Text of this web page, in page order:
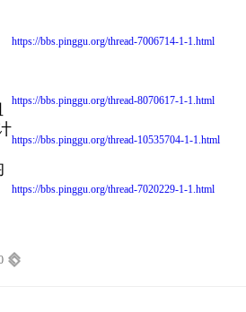
https://bbs.pinggu.org/thread-7006714-1-1.html
https://bbs.pinggu.org/thread-8070617-1-1.html
https://bbs.pinggu.org/thread-10535704-1-1.html
https://bbs.pinggu.org/thread-7020229-1-1.html